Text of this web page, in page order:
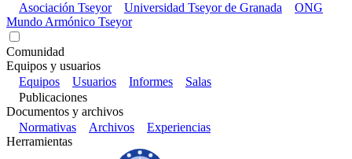
Asociación Tseyor
Universidad Tseyor de Granada
ONG
Mundo Armónico Tseyor
Comunidad
Equipos y usuarios
Equipos
Usuarios Informes
Salas
Publicaciones
Documentos y archivos
Normativas
Archivos
Experiencias
Herramientas